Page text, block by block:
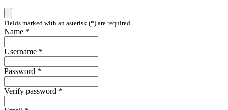
Fields marked with an asterisk (*) are required.
Name *
Username *
Password *
Verify password *